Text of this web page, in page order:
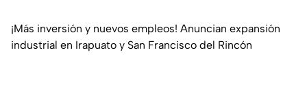
¡Más inversión y nuevos empleos! Anuncian expansión
industrial en Irapuato y San Francisco del Rincón